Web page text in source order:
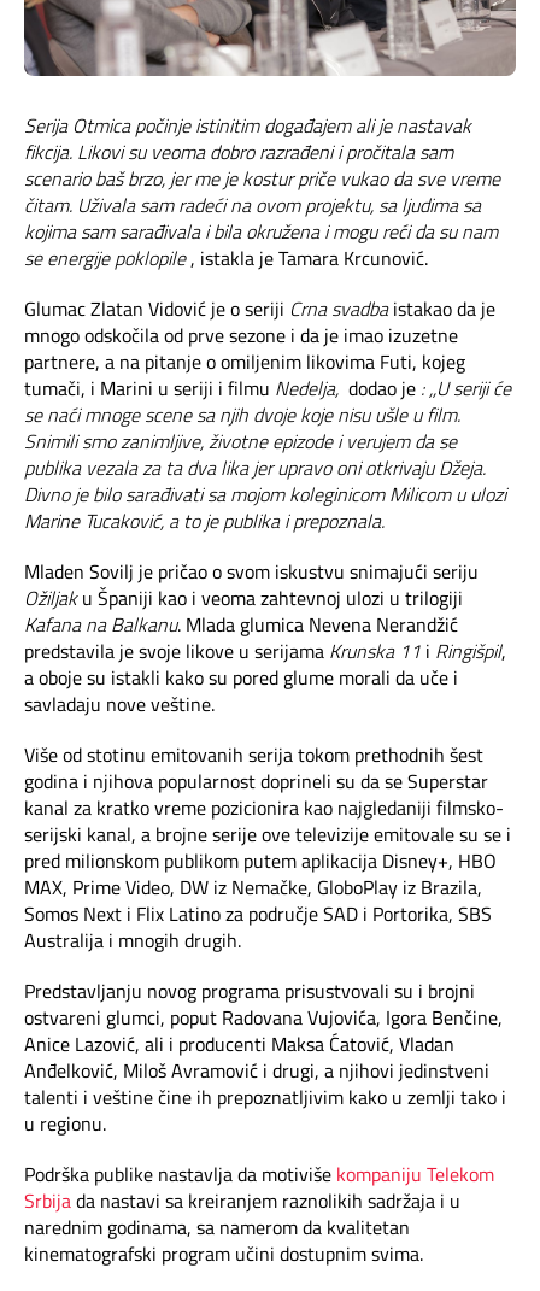
Serija Otmica počinje istinitim događajem ali je nastavak
fikcija. Likovi su veoma dobro razrađeni i pročitala sam
scenario baš brzo, jer me je kostur priče vukao da sve vreme
čitam. Uživala sam radeći na ovom projektu, sa ljudima sa
kojima sam sarađivala i bila okružena i mogu reći da su nam
se energije poklopile, istakla je Tamara Krcunović.
Glumac Zlatan Vidović je o seriji Crna svadbaistakao da je
mnogo odskočila od prve sezone i da je imao izuzetne
partnere, a na pitanje o omiljenim likovima Futi, kojeg
tumači, i Marini u seriji i filmu Nedelja, dodao je : ,,U seriji će
se naći mnoge scene sa njih dvoje koje nisu ušle u film.
Snimili smo zanimljive, životne epizode i verujem da se
publika vezala za ta dva lika jer upravo oni otkrivaju Džeja.
Divno je bilo sarađivati sa mojom koleginicom Milicom u ulozi
Marine Tucaković, a to je publika i prepoznala.
Mladen Sovilj je pričao o svom iskustvu snimajući seriju
Ožiljaku Španiji kao i veoma zahtevnoj ulozi u trilogiji
Kafana na Balkanu. Mlada glumica Nevena Nerandžić
predstavila je svoje likove u serijama Krunska 11 i Ringišpil,
a oboje su istakli kako su pored glume morali da uče i
savladaju nove veštine.
Više od stotinu emitovanih serija tokom prethodnih šest
godina i njihova popularnost doprineli su da se Superstar
kanal za kratko vreme pozicionira kao najgledaniji filmsko-
serijski kanal, a brojne serije ove televizije emitovale su se i
pred milionskom publikom putem aplikacija Disney+, HBO
MAX, Prime Video, DW iz Nemačke, GloboPlay iz Brazila,
Somos Next i Flix Latino za područje SAD i Portorika, SBS
Australija i mnogih drugih.
Predstavljanju novog programa prisustvovali su i brojni
ostvareni glumci, poput Radovana Vujovića, Igora Benčine,
Anice Lazović, ali i producenti Maksa Ćatović, Vladan
Anđelković, Miloš Avramović i drugi, a njihovi jedinstveni
talenti i veštine čine ih prepoznatljivim kako u zemlji tako i
u regionu.
Podrška publike nastavlja da motiviše kompaniju Telekom
Srbijada nastavi sa kreiranjem raznolikih sadržaja i u
narednim godinama, sa namerom da kvalitetan
kinematografski program učini dostupnim svima.